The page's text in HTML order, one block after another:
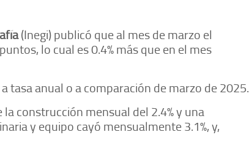
(Inegi) publicó que al mes de marzo el
lo cual es 0.4% más que en el mes
tasa anual o a comparación de marzo de 2025.
construcción mensual del 2.4% y una
y equipo cayó mensualmente 3.1%, y,